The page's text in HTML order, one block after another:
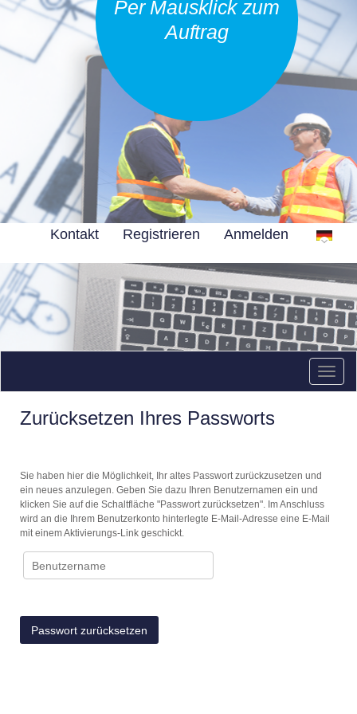
Per Mausklick zum
Auftrag
Kontakt Registrieren Anmelden
Zurücksetzen Ihres Passworts
Sie haben hier die Möglichkeit, Ihr altes Passwort zurückzusetzen und
ein neues anzulegen. Geben Sie dazu Ihren Benutzernamen ein und
klicken Sie auf die Schaltfläche "Passwort zurücksetzen". Im Anschluss
wird an die Ihrem Benutzerkonto hinterlegte E-Mail-Adresse eine E-Mail
mit einem Aktivierungs-Link geschickt.